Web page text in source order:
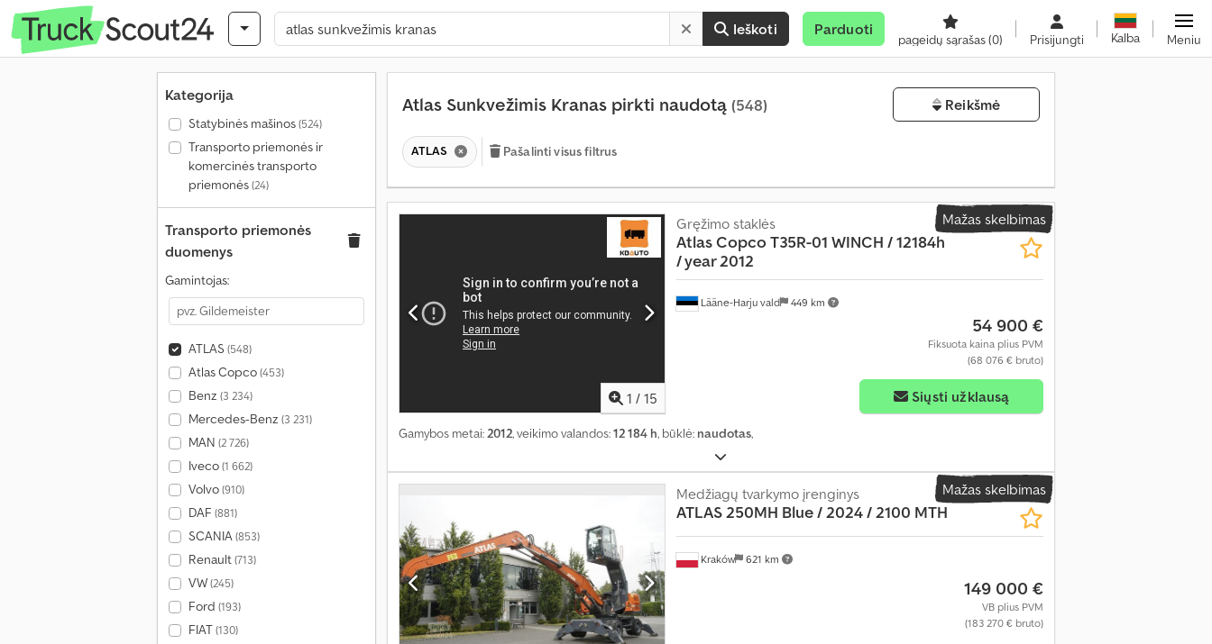
Ieškoti Parduoti
pageidų sąrašas(0) Prisijungti Kalba Meniu
Kategorija
Statybinės mašinos(524)
Transporto priemonės ir
komercinės transporto
priemonės(24)
Transporto priemonės
duomenys
Gamintojas:
ATLAS (548)
Atlas Copco(453)
Benz (3 234)
Mercedes-Benz (3 231)
MAN (2 726)
Iveco(1 662)
Volvo(910)
DAF (881)
SCANIA(853)
Renault(713)
VW(245)
Ford (193)
FIAT(130)
Atlas Sunkvežimis Kranas pirkti naudotą (548) Reikšmė
ATLAS Pašalinti visus filtrus
Mažas skelbimas
1 / 15
Lääne-Harju vald 449 km
Gręžimo staklės
Atlas CopcoT35R-01 WINCH / 12184h
/ year 2012
54 900 €
Fiksuota kaina plius PVM
(68 076 € bruto)
Siųsti užklausą
Gamybos metai:2012, veikimo valandos:12 184 h, būklė: naudotas,
Mažas skelbimas
Kraków 621 km
Medžiagų tvarkymo įrenginys
ATLAS250MH Blue / 2024 / 2100 MTH
149 000 €
VB plius PVM
(183 270 € bruto)
K
a
s
m
ė
n
e
i
u
e
i
1
4